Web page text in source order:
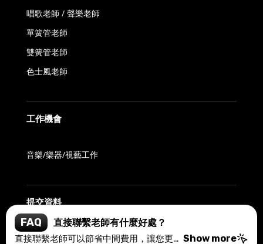
唱歌老師 / 聲樂老師
單簧管老師
雙簧管老師
色士風老師
工作機會
音樂/樂器/視藝工作
提交資料
FAQ
如何確保老師的質素？
我們的平台由擁有20多年教育經驗的Recital Music & Art Centre和Morris Solution支持。所有老師都經過嚴格篩選，確保他們具備專業資格和豐富教學經驗，為學生提供高質量的音樂教育。 Show more